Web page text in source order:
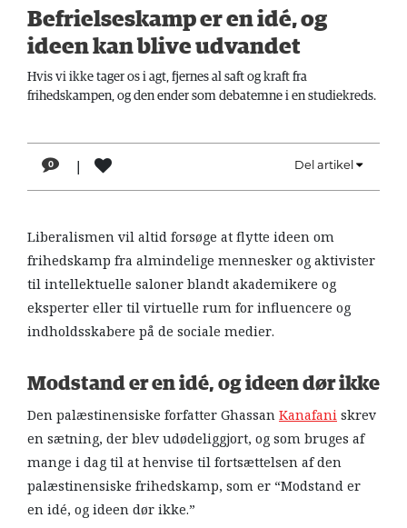
LÆSER
TIL
LÆSER
NAVNE
TEORI
Befrielseskamp er en idé, og
ideen kan blive udvandet
Hvis vi ikke tager os i agt, fjernes al saft og kraft fra
frihedskampen, og den ender som debatemne i en studiekreds.
0 | Del artikel
Liberalismen vil altid forsøge at flytte ideen om
frihedskamp fra almindelige mennesker og aktivister
til intellektuelle saloner blandt akademikere og
eksperter eller til virtuelle rum for influencere og
indholdsskabere på de sociale medier.
Modstand er en idé, og ideen dør ikke
Den palæstinensiske forfatter GhassanKanafaniskrev
en sætning, der blev udødeliggjort, og som bruges af
mange i dag til at henvise til fortsættelsen af den
palæstinensiske frihedskamp, som er “Modstand er
en idé, og ideen dør ikke.”